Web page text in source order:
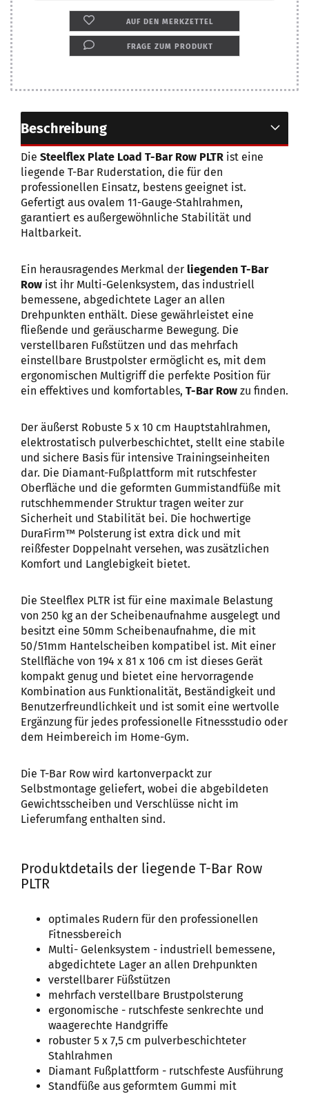
AUF DEN MERKZETTEL
FRAGE ZUM PRODUKT
Beschreibung
Die Steelflex Plate Load T-Bar Row PLTR ist eine
liegende T-Bar Ruderstation, die für den
professionellen Einsatz, bestens geeignet ist.
Gefertigt aus ovalem 11-Gauge-Stahlrahmen,
garantiert es außergewöhnliche Stabilität und
Haltbarkeit.
Ein herausragendes Merkmal der liegenden T-Bar
Row ist ihr Multi-Gelenksystem, das industriell
bemessene, abgedichtete Lager an allen
Drehpunkten enthält. Diese gewährleistet eine
fließende und geräuscharme Bewegung. Die
verstellbaren Fußstützen und das mehrfach
einstellbare Brustpolster ermöglicht es, mit dem
ergonomischen Multigriff die perfekte Position für
ein effektives und komfortables, T-Bar Row zu finden.
Der äußerst Robuste 5 x 10 cm Hauptstahlrahmen,
elektrostatisch pulverbeschichtet, stellt eine stabile
und sichere Basis für intensive Trainingseinheiten
dar. Die Diamant-Fußplattform mit rutschfester
Oberfläche und die geformten Gummistandfüße mit
rutschhemmender Struktur tragen weiter zur
Sicherheit und Stabilität bei. Die hochwertige
DuraFirm™ Polsterung ist extra dick und mit
reißfester Doppelnaht versehen, was zusätzlichen
Komfort und Langlebigkeit bietet.
Die Steelflex PLTR ist für eine maximale Belastung
von 250 kg an der Scheibenaufnahme ausgelegt und
besitzt eine 50mm Scheibenaufnahme, die mit
50/51mm Hantelscheiben kompatibel ist. Mit einer
Stellfläche von 194 x 81 x 106 cm ist dieses Gerät
kompakt genug und bietet eine hervorragende
Kombination aus Funktionalität, Beständigkeit und
Benutzerfreundlichkeit und ist somit eine wertvolle
Ergänzung für jedes professionelle Fitnessstudio oder
dem Heimbereich im Home-Gym.
Die T-Bar Row wird kartonverpackt zur
Selbstmontage geliefert, wobei die abgebildeten
Gewichtsscheiben und Verschlüsse nicht im
Lieferumfang enthalten sind.
Produktdetails der liegende T-Bar Row
PLTR
optimales Rudern für den professionellen
Fitnessbereich
Multi- Gelenksystem - industriell bemessene,
abgedichtete Lager an allen Drehpunkten
verstellbarer Füßstützen
mehrfach verstellbare Brustpolsterung
ergonomische - rutschfeste senkrechte und
waagerechte Handgriffe
robuster 5 x 7,5 cm pulverbeschichteter
Stahlrahmen
Diamant Fußplattform - rutschfeste Ausführung
Standfüße aus geformtem Gummi mit